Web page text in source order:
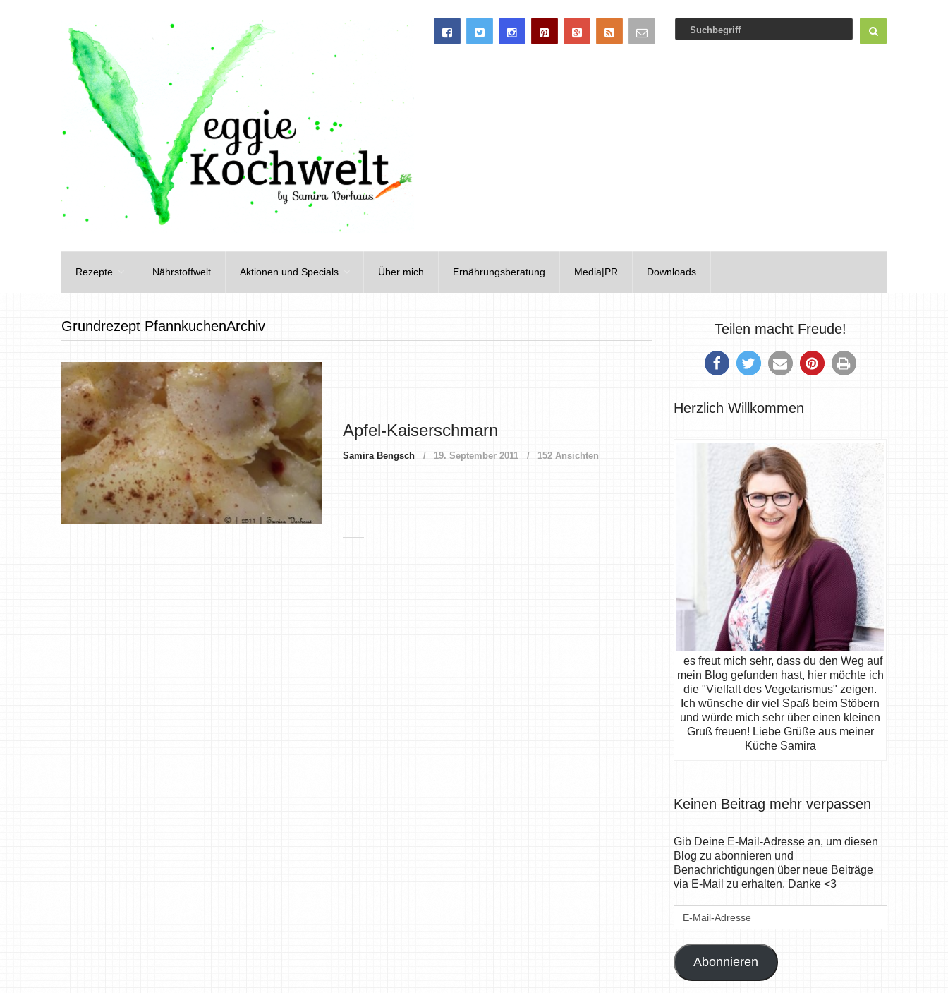
Rezepte Nährstoffwelt Aktionen und Specials Über mich Ernährungsberatung Media|PR Downloads
Grundrezept PfannkuchenArchiv
Apfel-Kaiserschmarn
Samira Bengsch 19. September 2011 152 Ansichten
Teilen macht Freude!
Herzlich Willkommen
es freut mich sehr, dass du den Weg auf
mein Blog gefunden hast, hier möchte ich
die "Vielfalt des Vegetarismus" zeigen.
Ich wünsche dir viel Spaß beim Stöbern
und würde mich sehr über einen kleinen
Gruß freuen! Liebe Grüße aus meiner
Küche Samira
Keinen Beitrag mehr verpassen
Gib Deine E-Mail-Adresse an, um diesen
Blog zu abonnieren und
Benachrichtigungen über neue Beiträge
via E-Mail zu erhalten. Danke <3
E-
Abonnieren